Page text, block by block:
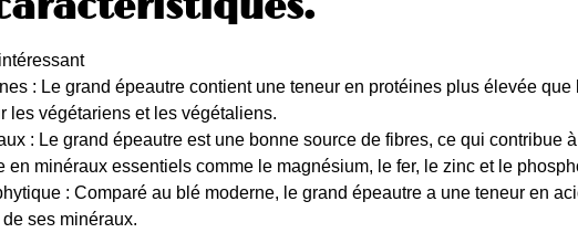
: Le grand épeautre contient une teneur en protéines plus élevée
les végétariens et les végétaliens.
: Le grand épeautre est une bonne source de fibres, ce qui contribue
en minéraux essentiels comme le magnésium, le fer, le zinc et le
: Comparé au blé moderne, le grand épeautre a une teneur en
ses minéraux.